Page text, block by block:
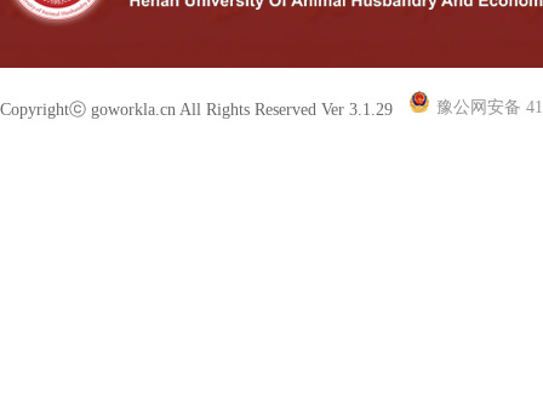
Copyrightⓒ goworkla.cn All Rights Reserved Ver 3.1.29 豫公网安备